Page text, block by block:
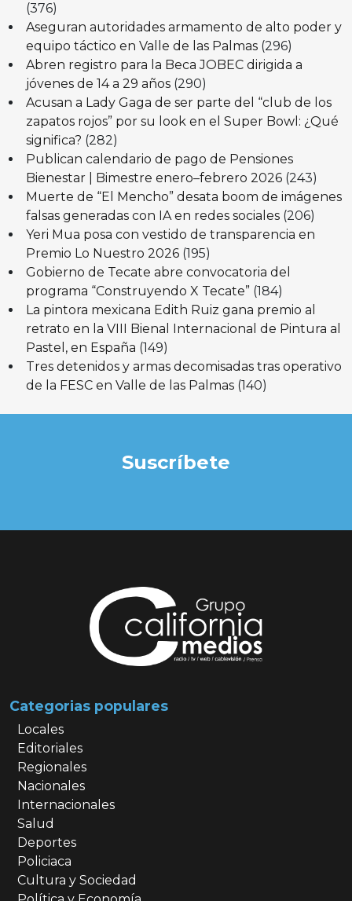
(376)
Aseguran autoridades armamento de alto poder y
equipo táctico en Valle de las Palmas (296)
Abren registro para la Beca JOBEC dirigida a
jóvenes de 14 a 29 años (290)
Acusan a Lady Gaga de ser parte del “club de los
zapatos rojos” por su look en el Super Bowl: ¿Qué
significa? (282)
Publican calendario de pago de Pensiones
Bienestar | Bimestre enero–febrero 2026 (243)
Muerte de “El Mencho” desata boom de imágenes
falsas generadas con IA en redes sociales (206)
Yeri Mua posa con vestido de transparencia en
Premio Lo Nuestro 2026 (195)
Gobierno de Tecate abre convocatoria del
programa “Construyendo X Tecate” (184)
La pintora mexicana Edith Ruiz gana premio al
retrato en la VIII Bienal Internacional de Pintura al
Pastel, en España (149)
Tres detenidos y armas decomisadas tras operativo
de la FESC en Valle de las Palmas (140)
Suscríbete
Categorias populares
Locales
Editoriales
Regionales
Nacionales
Internacionales
Salud
Deportes
Policiaca
Cultura y Sociedad